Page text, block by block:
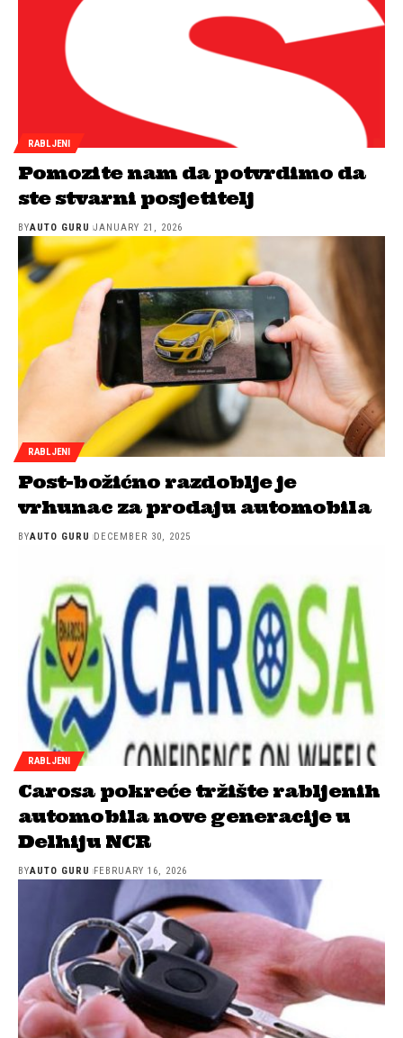
RABLJENI
Pomozite nam da potvrdimo da
ste stvarni posjetitelj
BYAUTO GURU JANUARY 21, 2026
RABLJENI
Post-božićno razdoblje je
vrhunac za prodaju automobila
BYAUTO GURU DECEMBER 30, 2025
RABLJENI
Carosa pokreće tržište rabljenih
automobila nove generacije u
Delhiju NCR
BYAUTO GURU FEBRUARY 16, 2026